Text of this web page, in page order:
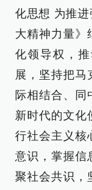
化思想 为推
大精神力量》
化领导权，
展，坚持把马
际相结合、同
新时代的文化
行社会主义核
意识，掌握信
聚社会共识，